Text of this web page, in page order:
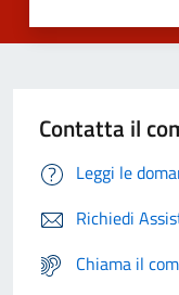
Contatta il
Leggi le
Richiedi
Chiama il